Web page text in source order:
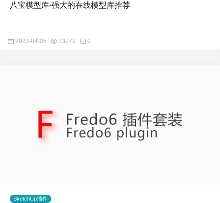
八宝模型库-强大的在线模型库推荐
2023-04-05 13072 0
SketchUp插件